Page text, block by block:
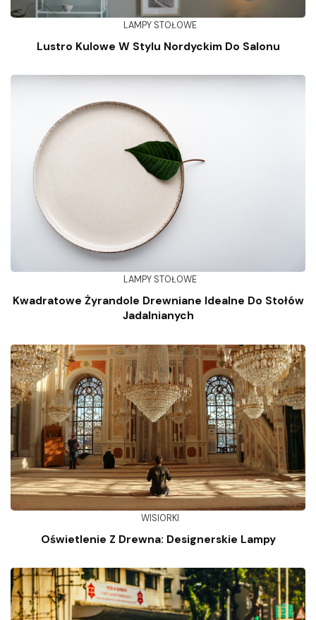
LAMPY STOŁOWE
Lustro Kulowe W Stylu Nordyckim Do Salonu
LAMPY STOŁOWE
Kwadratowe Żyrandole Drewniane Idealne Do Stołów
Jadalnianych
WISIORKI
Oświetlenie Z Drewna: Designerskie Lampy